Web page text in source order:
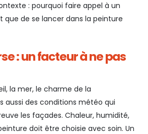
: pourquoi faire appel à un
que de se lancer dans la peinture
: un facteur à ne pas
la mer, le charme de la
aussi des conditions météo qui
les façades. Chaleur, humidité,
doit être choisie avec soin. Un